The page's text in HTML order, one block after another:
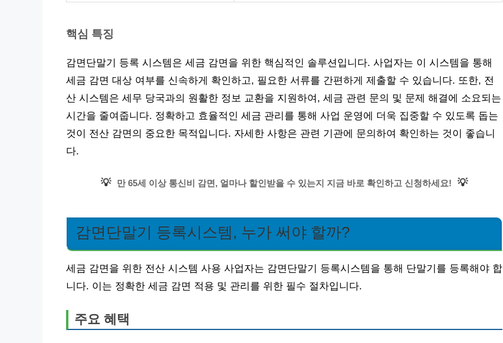
핵심 특징
감면단말기 등록 시스템은 세금 감면을 위한 핵심적인 솔루션입니다. 사업자는 이 시스템을 통해
세금 감면 대상 여부를 신속하게 확인하고, 필요한 서류를 간편하게 제출할 수 있습니다. 또한, 전
산 시스템은 세무 당국과의 원활한 정보 교환을 지원하여, 세금 관련 문의 및 문제 해결에 소요되는
시간을 줄여줍니다. 정확하고 효율적인 세금 관리를 통해 사업 운영에 더욱 집중할 수 있도록 돕는
것이 전산 감면의 중요한 목적입니다. 자세한 사항은 관련 기관에 문의하여 확인하는 것이 좋습니
다.
💡 만 65세 이상 통신비 감면, 얼마나 할인받을 수 있는지 지금 바로 확인하고 신청하세요! 💡
감면단말기 등록시스템, 누가 써야 할까?
세금 감면을 위한 전산 시스템 사용 사업자는 감면단말기 등록시스템을 통해 단말기를 등록해야 합
니다. 이는 정확한 세금 감면 적용 및 관리를 위한 필수 절차입니다.
주요 혜택